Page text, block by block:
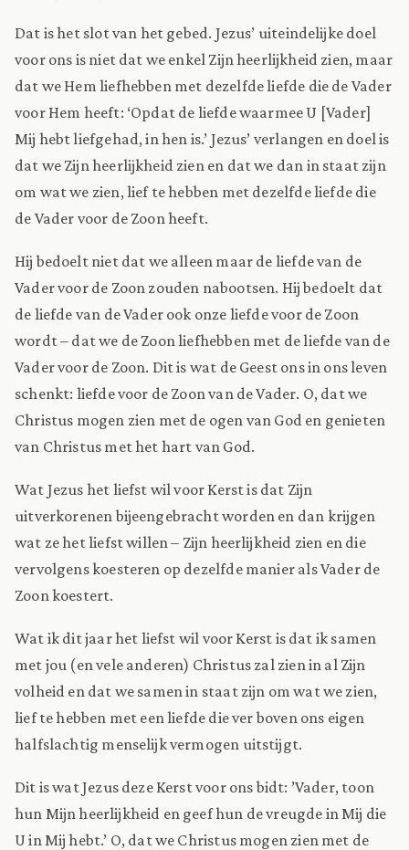
Dat is het slot van het gebed. Jezus’ uiteindelijke doel
voor ons is niet dat we enkel Zijn heerlijkheid zien, maar
dat we Hem liefhebben met dezelfde liefde die de Vader
voor Hem heeft: ‘Opdat de liefde waarmee U [Vader]
Mij hebt liefgehad, in hen is.’ Jezus’ verlangen en doel is
dat we Zijn heerlijkheid zien en dat we dan in staat zijn
om wat we zien, lief te hebben met dezelfde liefde die
de Vader voor de Zoon heeft.
Hij bedoelt niet dat we alleen maar de liefde van de
Vader voor de Zoon zouden nabootsen. Hij bedoelt dat
de liefde van de Vader ook onze liefde voor de Zoon
wordt – dat we de Zoon liefhebben met de liefde van de
Vader voor de Zoon. Dit is wat de Geest ons in ons leven
schenkt: liefde voor de Zoon van de Vader. O, dat we
Christus mogen zien met de ogen van God en genieten
van Christus met het hart van God.
Wat Jezus het liefst wil voor Kerst is dat Zijn
uitverkorenen bijeengebracht worden en dan krijgen
wat ze het liefst willen – Zijn heerlijkheid zien en die
vervolgens koesteren op dezelfde manier als Vader de
Zoon koestert.
Wat ik dit jaar het liefst wil voor Kerst is dat ik samen
met jou (en vele anderen) Christus zal zien in al Zijn
volheid en dat we samen in staat zijn om wat we zien,
lief te hebben met een liefde die ver boven ons eigen
halfslachtig menselijk vermogen uitstijgt.
Dit is wat Jezus deze Kerst voor ons bidt: ’Vader, toon
hun Mijn heerlijkheid en geef hun de vreugde in Mij die
U in Mij hebt.’ O, dat we Christus mogen zien met de